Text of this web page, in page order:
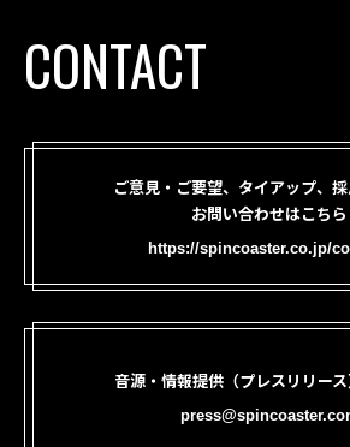
CONTACT
ご意見・ご要望、タイアップ、
お問い合わせはこちら
https://spincoaster.co.jp/
音源・情報提供（プレスリリー